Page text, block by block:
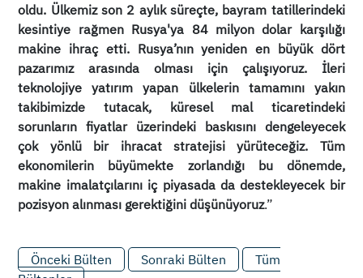
oldu. Ülkemiz son 2 aylık süreçte, bayram tatillerindeki
kesintiye rağmen Rusya'ya 84 milyon dolar karşılığı
makine ihraç etti. Rusya’nın yeniden en büyük dört
pazarımız arasında olması için çalışıyoruz. İleri
teknolojiye yatırım yapan ülkelerin tamamını yakın
takibimizde tutacak, küresel mal ticaretindeki
sorunların fiyatlar üzerindeki baskısını dengeleyecek
çok yönlü bir ihracat stratejisi yürüteceğiz. Tüm
ekonomilerin büyümekte zorlandığı bu dönemde,
makine imalatçılarını iç piyasada da destekleyecek bir
pozisyon alınması gerektiğini düşünüyoruz.”
Önceki Bülten Sonraki Bülten
Tüm